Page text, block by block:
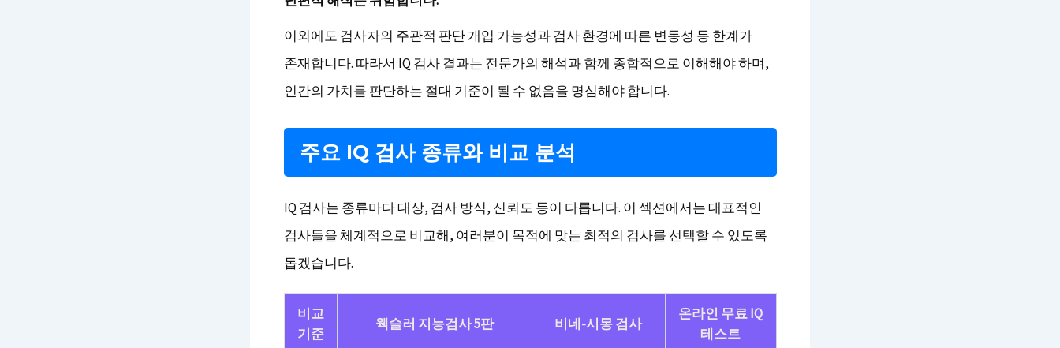
이외에도 검사자의 주관적 판단 개입 가능성과 검사 환경에 따른 변동성 등 한계가
존재합니다. 따라서 IQ 검사 결과는 전문가의 해석과 함께 종합적으로 이해해야 하며,
인간의 가치를 판단하는 절대 기준이 될 수 없음을 명심해야 합니다.
주요 IQ 검사 종류와 비교 분석
IQ 검사는 종류마다 대상, 검사 방식, 신뢰도 등이 다릅니다. 이 섹션에서는 대표적인
검사들을 체계적으로 비교해, 여러분이 목적에 맞는 최적의 검사를 선택할 수 있도록
돕겠습니다.
비교
기준
웩슬러 지능검사 5판 비네-시몽 검사
온라인 무료 IQ
테스트